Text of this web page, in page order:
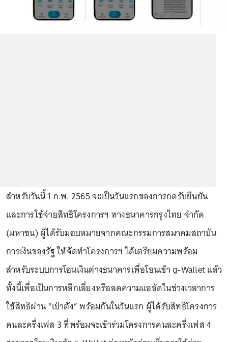
สำหรับวันนี้ 1 ก.พ. 2565 จะเป็นวันแรกของการกดรับยืนยัน
และการใช้จ่ายสิทธิโครงการฯ ทางธนาคารกรุงไทย จำกัด
(มหาชน) ผู้ได้รับมอบหมายจากคณะกรรมการสมาคมสถาบัน
การเงินของรัฐ ให้จัดทำโครงการฯ ได้เตรียมความพร้อม
สำหรับระบบการโอนเงินต่างธนาคารเพื่อโอนเข้า g-Wallet แล้ว
ทั้งนี้เพื่อเป็นการหลีกเลี่ยงหรือลดความแออัดในช่วงเวลาการ
ใช้สิทธิผ่าน “เป๋าตัง” พร้อมกันในวันแรก ผู้ได้รับสิทธิโครงการ
คนละครึ่งเฟส 3 ที่พร้อมจะเข้าร่วมโครงการคนละครึ่งเฟส 4